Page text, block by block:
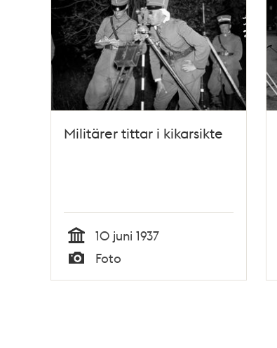
Militärer tittar i kikarsikte
Tid
10 juni 1937
Typ
Foto